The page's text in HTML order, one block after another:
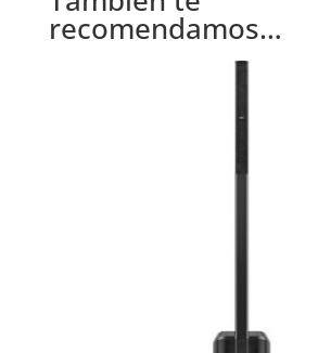
recomendamos…